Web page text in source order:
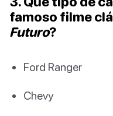
famoso filme
Futuro?
Ford Ranger
Chevy